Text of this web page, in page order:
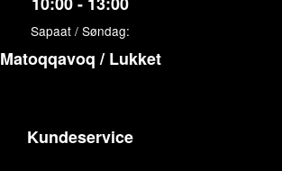
Sapaat / Søndag:
Matoqqavoq / Lukket
Kundeservice